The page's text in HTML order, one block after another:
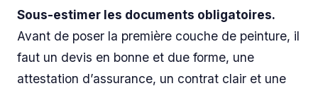
Sous-estimer les documents obligatoires.
Avant de poser la première couche de peinture, il
faut un devis en bonne et due forme, une
attestation d’assurance, un contrat clair et une